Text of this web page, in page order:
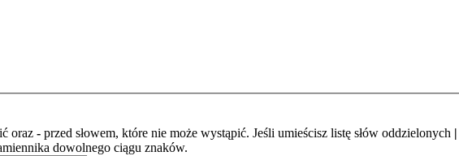
oraz - przed słowem, które nie może wystąpić. Jeśli umieścisz listę słów oddzielonych |
dowolnego ciągu znaków.